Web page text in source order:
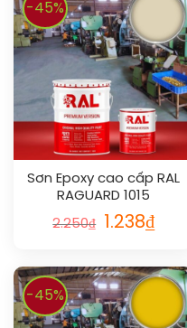
-45%
Sơn Epoxy cao cấp RAL
RAGUARD 1015
2.250₫ 1.238₫
-45%